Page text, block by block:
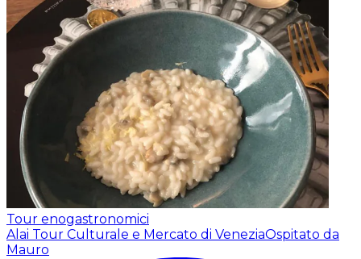
Tour enogastronomici
Alai Tour Culturale e Mercato di VeneziaOspitato da
Mauro